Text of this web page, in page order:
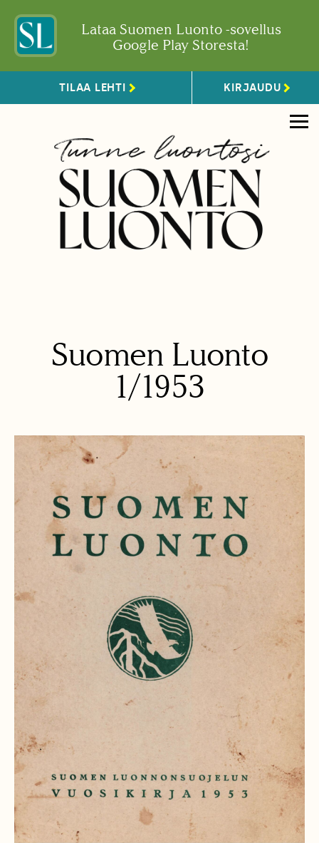
Lataa Suomen Luonto -sovellus
Google Play Storesta!
TILAA LEHTI KIRJAUDU
Suomen Luonto
1/1953